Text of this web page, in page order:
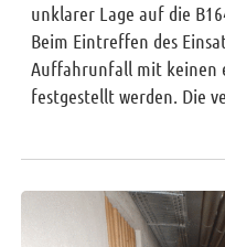
unklarer Lage auf die
Beim Eintreffen des
Auffahrunfall mit keinen
festgestellt werden. Die